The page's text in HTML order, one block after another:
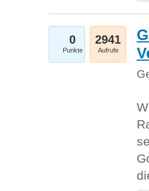
0
Punkte
2941
Aufrufe